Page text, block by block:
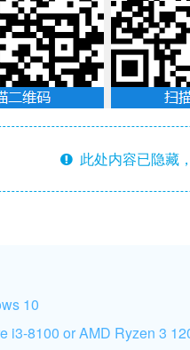
此处内容已隐藏
10
i3-8100 or AMD Ryzen 3